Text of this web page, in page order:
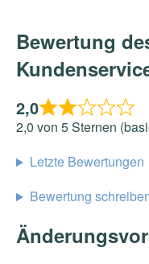
Bewertung
2,0
2,0 von 5 Sternen
Letzte Bewertungen
Bewertung